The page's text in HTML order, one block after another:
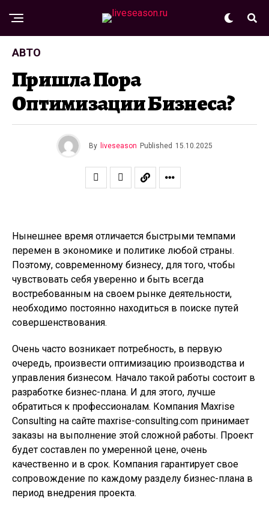
АВТО
Пришла Пора
Оптимизации Бизнеса?
By liveseason Published 15.10.2025
Нынешнее время отличается быстрыми темпами
перемен в экономике и политике любой страны.
Поэтому, современному бизнесу, для того, чтобы
чувствовать себя уверенно и быть всегда
востребованным на своем рынке деятельности,
необходимо постоянно находиться в поиске путей
совершенствования.
Очень часто возникает потребность, в первую
очередь, произвести оптимизацию производства и
управления бизнесом. Начало такой работы состоит в
разработке бизнес-плана. И для этого, лучше
обратиться к профессионалам. Компания Maxrise
Consulting на сайте maxrise-consulting.com принимает
заказы на выполнение этой сложной работы. Проект
будет составлен по умеренной цене, очень
качественно и в срок. Компания гарантирует свое
сопровождение по каждому разделу бизнес-плана в
период внедрения проекта.